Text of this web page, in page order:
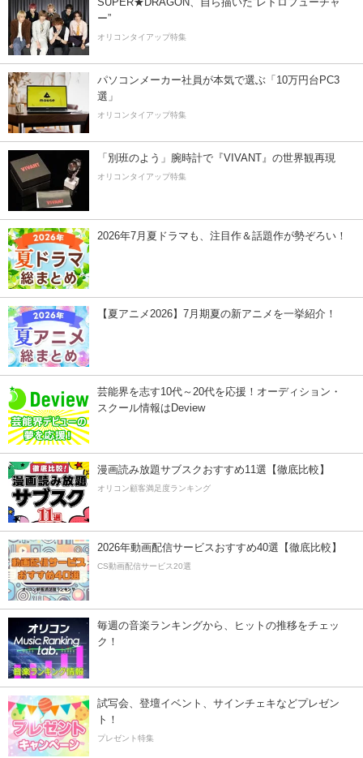
ー”
オリコンタイアップ特集
パソコンメーカー社員が本気で選ぶ「10万円台PC3
選」
オリコンタイアップ特集
「別班のよう」腕時計で『VIVANT』の世界観再現
オリコンタイアップ特集
2026年7月夏ドラマも、注目作＆話題作が勢ぞろい！
【夏アニメ2026】7月期夏の新アニメを一挙紹介！
芸能界を志す10代～20代を応援！オーディション・
スクール情報はDeview
漫画読み放題サブスクおすすめ11選【徹底比較】
オリコン顧客満足度ランキング
2026年動画配信サービスおすすめ40選【徹底比較】
CS動画配信サービス20選
毎週の音楽ランキングから、ヒットの推移をチェッ
ク！
試写会、登壇イベント、サインチェキなどプレゼン
ト！
プレゼント特集